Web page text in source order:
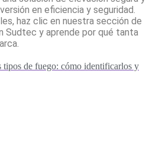
en eficiencia y seguridad.
haz clic en nuestra sección de
Sudtec y aprende por qué tanta
tipos de fuego: cómo identificarlos y